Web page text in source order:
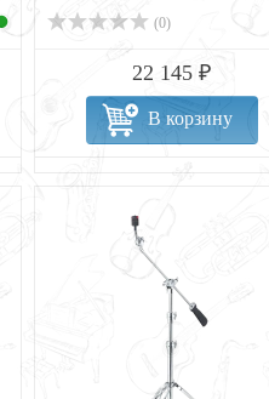
(0)
22 145 ₽
В корзину